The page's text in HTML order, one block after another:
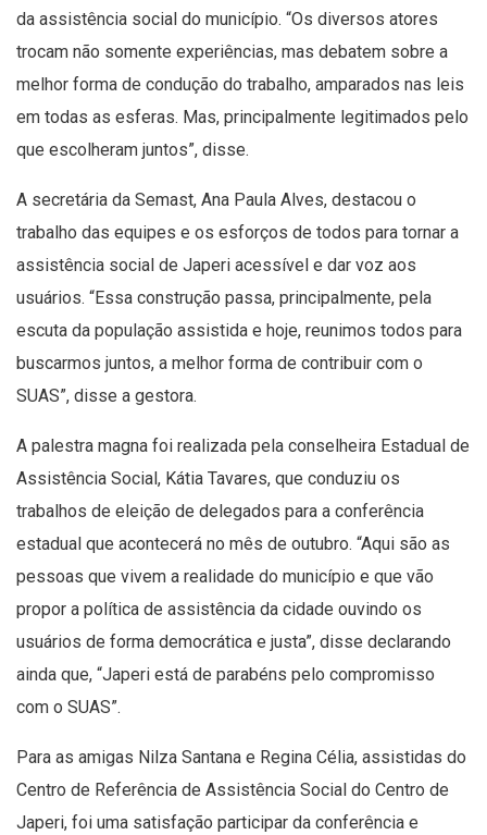
da assistência social do município. “Os diversos atores
trocam não somente experiências, mas debatem sobre a
melhor forma de condução do trabalho, amparados nas leis
em todas as esferas. Mas, principalmente legitimados pelo
que escolheram juntos”, disse.
A secretária da Semast, Ana Paula Alves, destacou o
trabalho das equipes e os esforços de todos para tornar a
assistência social de Japeri acessível e dar voz aos
usuários. “Essa construção passa, principalmente, pela
escuta da população assistida e hoje, reunimos todos para
buscarmos juntos, a melhor forma de contribuir com o
SUAS”, disse a gestora.
A palestra magna foi realizada pela conselheira Estadual de
Assistência Social, Kátia Tavares, que conduziu os
trabalhos de eleição de delegados para a conferência
estadual que acontecerá no mês de outubro. “Aqui são as
pessoas que vivem a realidade do município e que vão
propor a política de assistência da cidade ouvindo os
usuários de forma democrática e justa”, disse declarando
ainda que, “Japeri está de parabéns pelo compromisso
com o SUAS”.
Para as amigas Nilza Santana e Regina Célia, assistidas do
Centro de Referência de Assistência Social do Centro de
Japeri, foi uma satisfação participar da conferência e